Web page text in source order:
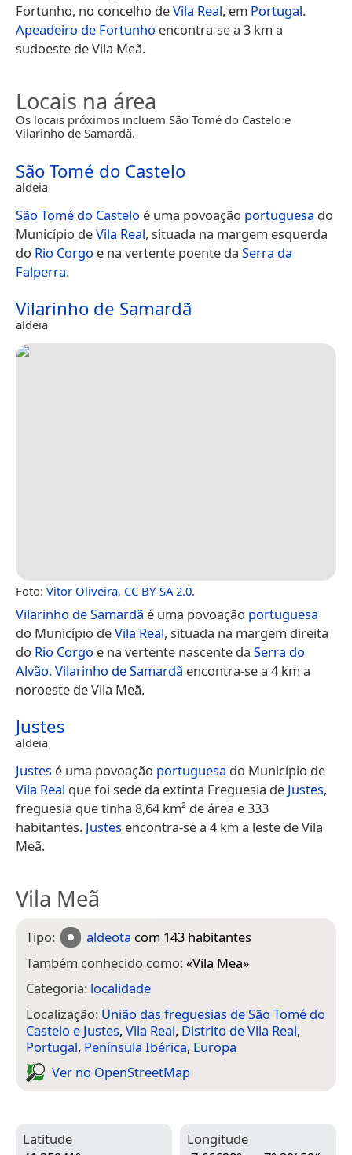
Fortunho, no concelho deVila Real, em Portugal.
Apeadeiro de Fortunho encontra-se a 3 km a
sudoeste de Vila Meã.
Locais na área
Os locais próximos incluem São Tomé do Castelo e
Vilarinho de Samardã.
São Tomé do Castelo
aldeia
São Tomé do Castelo é uma povoação portuguesa do
Município deVila Real, situada na margem esquerda
do Rio Corgo e na vertente poente da Serra da
Falperra.
Vilarinho de Samardã
aldeia
Foto: Vitor Oliveira, CC BY-SA 2.0.
Vilarinho de Samardã é uma povoação portuguesa
do Município deVila Real, situada na margem direita
do Rio Corgo e na vertente nascente da Serra do
Alvão.Vilarinho de Samardã encontra-se a 4 km a
noroeste de Vila Meã.
Justes
aldeia
Justes é uma povoação portuguesa do Município de
Vila Real que foi sede da extinta Freguesia de Justes,
freguesia que tinha 8,64 km² de área e 333
habitantes. Justes encontra-se a 4 km a leste de Vila
Meã.
Vila Meã
Tipo: aldeota com 143 habitantes
Também conhecido como:«Vila Mea»
Categoria: localidade
Localização: União das freguesias de São Tomé do
Castelo e Justes, Vila Real, Distrito de Vila Real,
Portugal, Península Ibérica, Europa
Ver no Open­Street­Map
Latitude
Longitude